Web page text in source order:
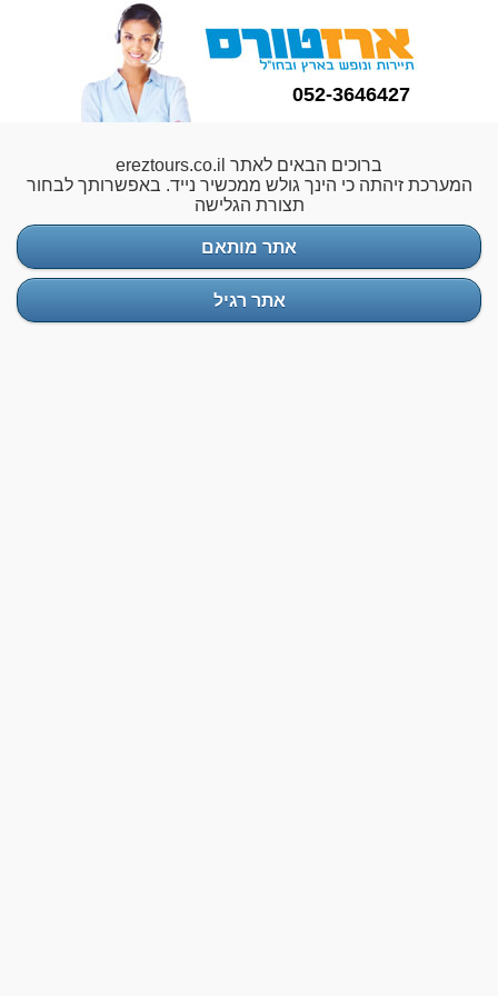
052-3646427
ברוכים הבאים לאתר ereztours.co.il
המערכת זיהתה כי הינך גולש ממכשיר נייד. באפשרותך לבחור
תצורת הגלישה
אתר מותאם
אתר רגיל